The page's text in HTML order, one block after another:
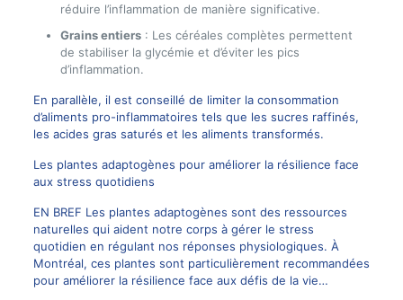
réduire l’inflammation de manière significative.
Grains entiers: Les céréales complètes permettent
de stabiliser la glycémie et d’éviter les pics
d’inflammation.
En parallèle, il est conseillé de limiter la consommation
d’aliments pro-inflammatoires tels que les sucres raffinés,
les acides gras saturés et les aliments transformés.
Les plantes adaptogènes pour améliorer la résilience face
aux stress quotidiens
EN BREF Les plantes adaptogènes sont des ressources
naturelles qui aident notre corps à gérer le stress
quotidien en régulant nos réponses physiologiques. À
Montréal, ces plantes sont particulièrement recommandées
pour améliorer la résilience face aux défis de la vie…